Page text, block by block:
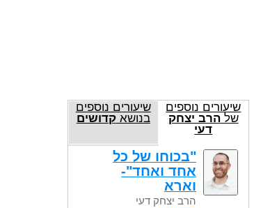
שיעורים נוספים
שלהרב יצחק
דעי
שיעורים נוספים
בנושאקדושים
"בכוחו של כל
אחד ואחד"-
וארא
הרב יצחק דעי